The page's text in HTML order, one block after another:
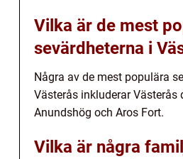
Vilka är de mest
sevärdheterna i
Några av de mest populära
Västerås inkluderar Västerås
Anundshög och Aros Fort.
Vilka är några